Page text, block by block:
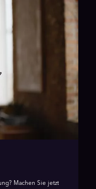
Machen Sie jetzt